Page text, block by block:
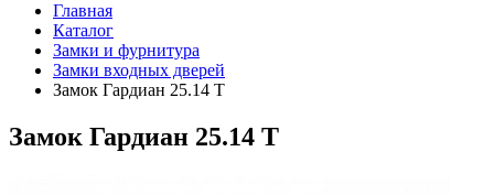
Главная
Каталог
Замки и фурнитура
Замки входных дверей
Замок Гардиан 25.14 Т
Замок Гардиан 25.14 Т